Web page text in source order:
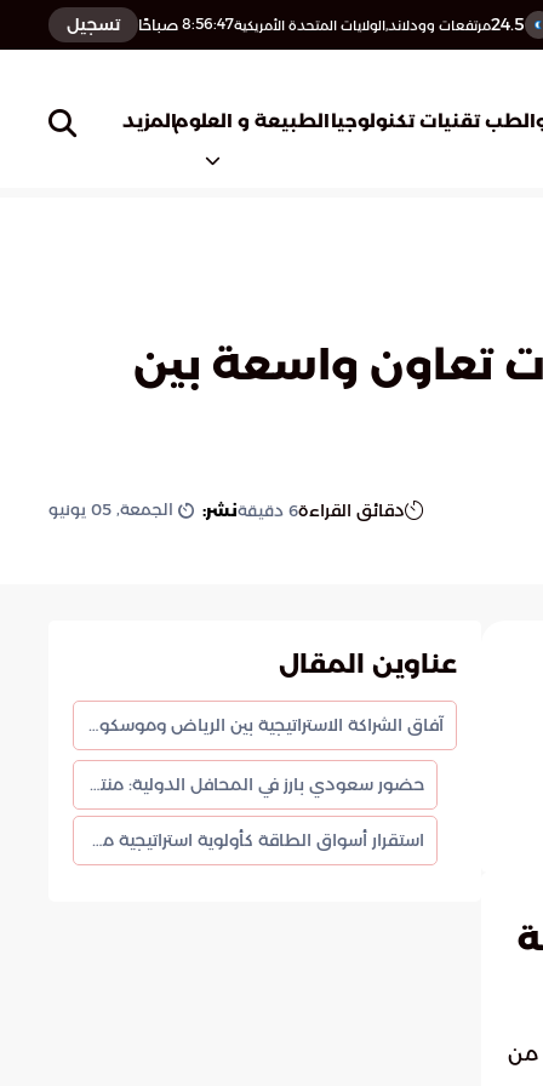
24.5مرتفعات وودلاند,الولايات المتحدة الأمريكية8:56:48 صباحًا تسجيل
تقنيات تكنولوجياالطبيعة و العلومالمزيد
تعاون واسعة بين
دقائق القراءة6 دقيقةنشر: الجمعة, 05 يونيو
من
عناوين المقال
آفاق الشراكة الاستراتيجية بين الرياض وموسكو: مستقبل الطاقة والاقتصاد العالمي
حضور سعودي بارز في المحافل الدولية: منتدى سانت بطرسبرج
استقرار أسواق الطاقة كأولوية استراتيجية مشتركة